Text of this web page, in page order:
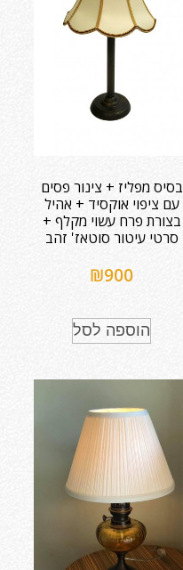
בסיס מפליז + צינור פסים
עם ציפוי אוקסיד + אהיל
בצורת פרח עשוי מקלף +
סרטי עיטור סוטאז' זהב
₪900
הוספה לסל